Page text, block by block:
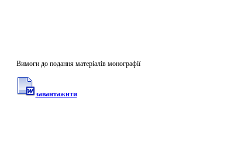
Вимоги до подання матеріалів монографії
завантажити